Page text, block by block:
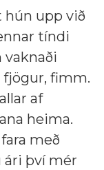
hún upp við
tíndi
vaknaði
fjögur, fimm.
af
heima.
með
ári því mér